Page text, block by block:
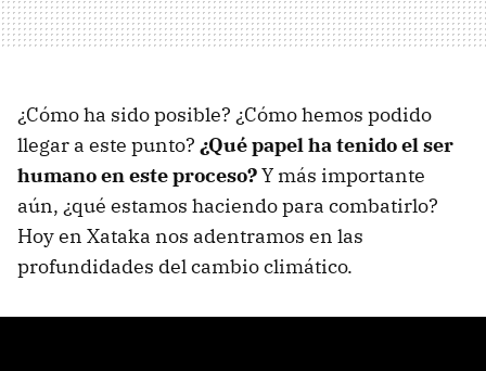
¿Cómo ha sido posible? ¿Cómo hemos podido
llegar a este punto? ¿Qué papel ha tenido el ser
humano en este proceso?Y más importante
aún, ¿qué estamos haciendo para combatirlo?
Hoy en Xataka nos adentramos en las
profundidades del cambio climático.